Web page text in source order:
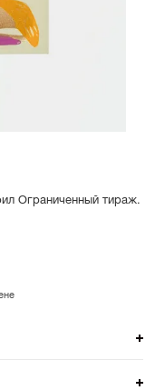
Ограниченный тираж.
мы